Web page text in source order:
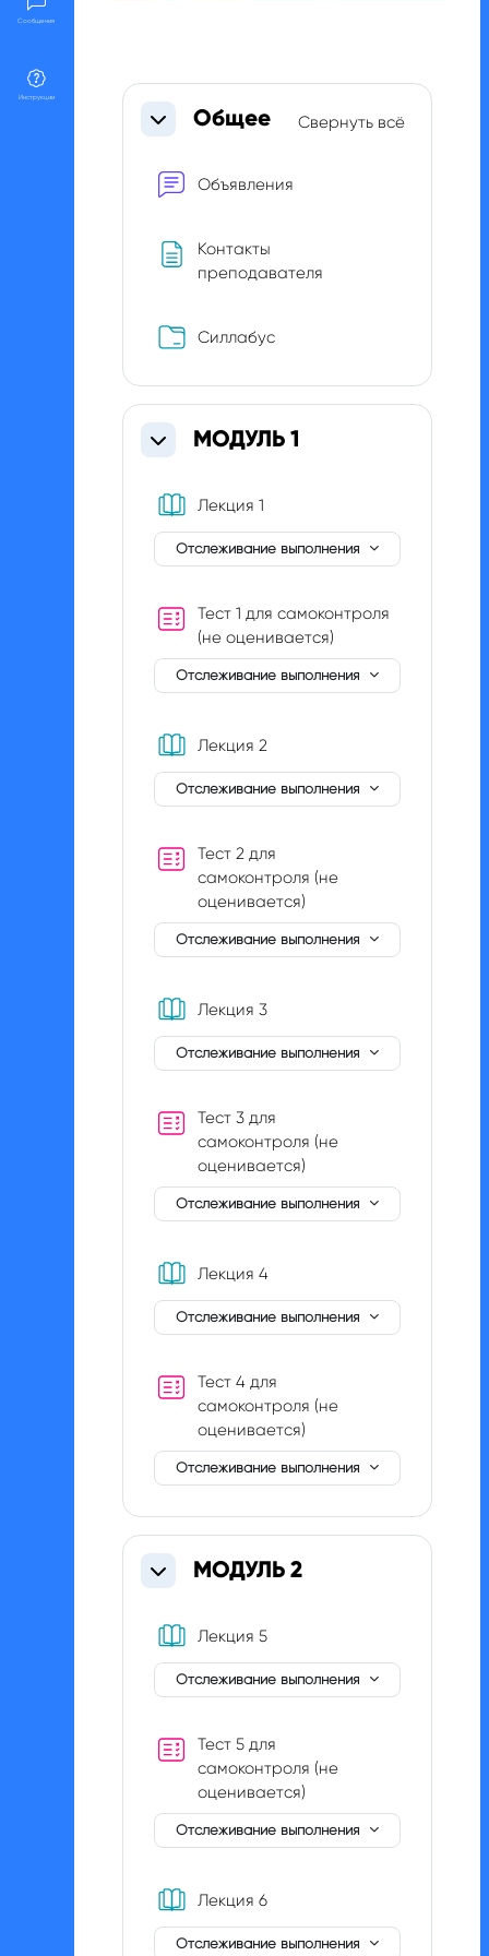
Сообщения
Инструкции Section outline
СвернутьОбщее Свернуть всё
Объявления
Контакты
преподавателя
СиллабусПапка
СвернутьМОДУЛЬ 1
Лекция 1
Отслеживание выполнения
Тест 1 для самоконтроля
(не оценивается)
Отслеживание выполнения
Лекция 2
Отслеживание выполнения
Тест 2 для
самоконтроля (не
оценивается)
Отслеживание выполнения
Лекция 3Книга
Отслеживание выполнения
Тест 3 для
самоконтроля (не
оценивается)
Отслеживание выполнения
Лекция 4Книга
Отслеживание выполнения
Тест 4 для
самоконтроля (не
оценивается)
Отслеживание выполнения
СвернутьМОДУЛЬ 2
Лекция 5Книга
Отслеживание выполнения
Тест 5 для
самоконтроля (не
оценивается)
Отслеживание выполнения
Лекция 6Книга
Отслеживание выполнения